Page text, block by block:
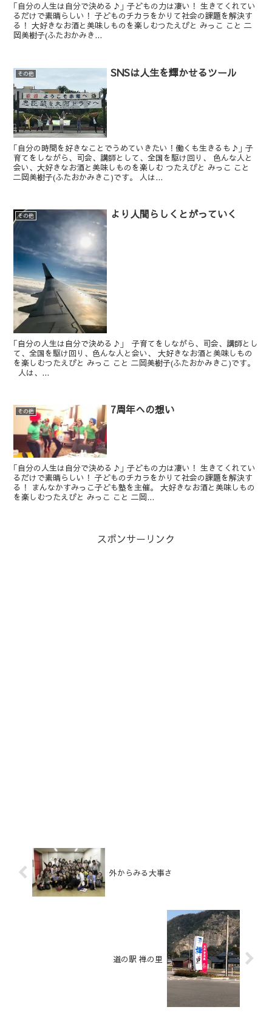
｢自分の人生は自分で決める♪｣ 子どもの力は凄い！ 生きてくれてい
るだけで素晴らしい！ 子どものチカラをかりて社会の課題を解決す
る！ 大好きなお酒と美味しものを楽しむつたえびと みっこ こと 二
岡美樹子(ふたおかみき...
その他 SNSは人生を輝かせるツール
｢自分の時間を好きなことでうめていきたい！働くも生きるも♪｣ 子
育てをしながら、司会、講師として、全国を駆け回り、 色んな人と
会い、大好きなお酒と美味しものを楽しむ つたえびと みっこ こと
二岡美樹子(ふたおかみきこ)です。 人は...
その他 より人間らしくとがっていく
｢自分の人生は自分で決める♪｣ 子育てをしながら、司会、講師とし
て、全国を駆け回り、色んな人と会い、 大好きなお酒と美味しもの
を楽しむつたえびと みっこ こと 二岡美樹子(ふたおかみきこ)です。
人は、...
その他 7周年への想い
｢自分の人生は自分で決める♪｣ 子どもの力は凄い！ 生きてくれてい
るだけで素晴らしい！ 子どものチカラをかりて社会の課題を解決す
る！ まんなかすみっこ子ども塾を主催。 大好きなお酒と美味しもの
を楽しむつたえびと みっこ こと 二岡...
スポンサーリンク
外からみる大事さ
道の駅 禅の里